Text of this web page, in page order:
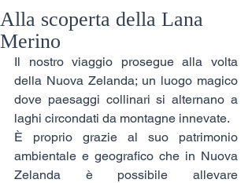
Alla scoperta della Lana
Merino
Il nostro viaggio prosegue alla volta
della Nuova Zelanda; un luogo magico
dove paesaggi collinari si alternano a
laghi circondati da montagne innevate.
È proprio grazie al suo patrimonio
ambientale e geografico che in Nuova
Zelanda è possibile allevare